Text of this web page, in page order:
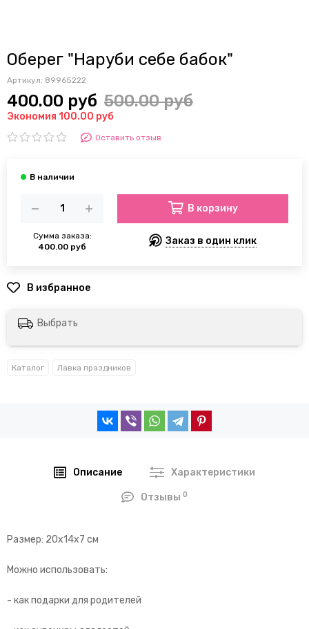
Оберег "Наруби себе бабок"
Артикул: 89965222
400.00 руб 500.00 руб
Экономия 100.00 руб
Оставить отзыв
Сумма заказа:
400.00 руб
В корзину
Заказ в один клик
Выбрать
Каталог Лавка праздников
Описание Характеристики
Отзывы0
Размер: 20х14х7 см
Можно использовать:
- как подарки для родителей